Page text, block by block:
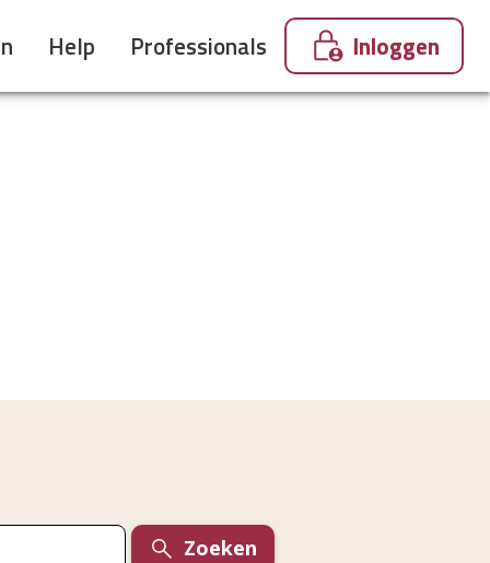
Help Professionals Inloggen
Zoeken